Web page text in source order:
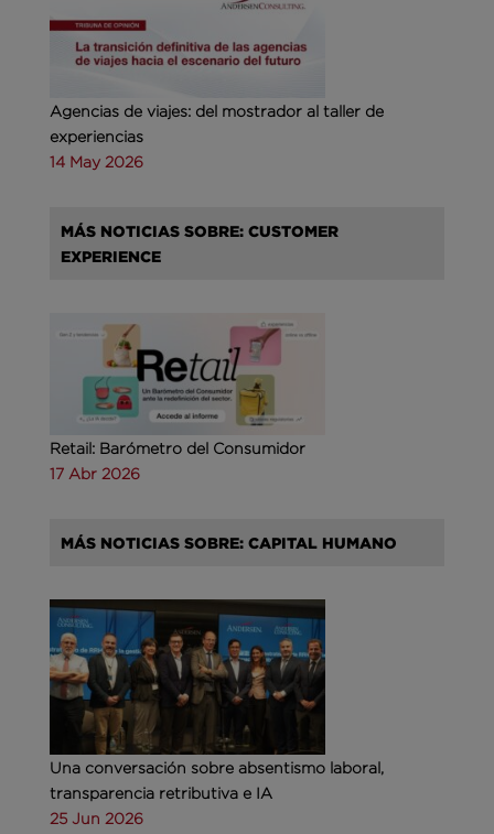
Agencias de viajes: del mostrador al taller de
experiencias
14 May 2026
MÁS NOTICIAS SOBRE: CUSTOMER
EXPERIENCE
Retail: Barómetro del Consumidor
17 Abr 2026
MÁS NOTICIAS SOBRE: CAPITAL HUMANO
Una conversación sobre absentismo laboral,
transparencia retributiva e IA
25 Jun 2026